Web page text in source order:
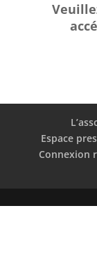
Espace
Connexion